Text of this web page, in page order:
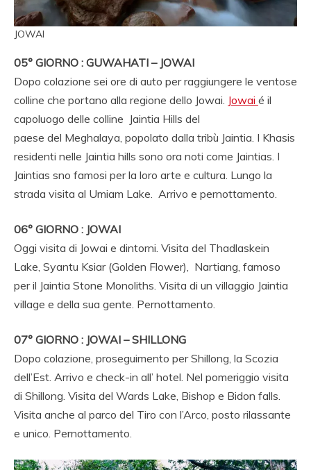
JOWAI
05° GIORNO : GUWAHATI – JOWAI
Dopo colazione sei ore di auto per raggiungere le ventose
colline che portano alla regione dello Jowai. Jowai é il
capoluogo delle colline Jaintia Hills del
paese del Meghalaya, popolato dalla tribù Jaintia. I Khasis
residenti nelle Jaintia hills sono ora noti come Jaintias. I
Jaintias sno famosi per la loro arte e cultura. Lungo la
strada visita al Umiam Lake. Arrivo e pernottamento.
06° GIORNO : JOWAI
Oggi visita di Jowai e dintorni. Visita del Thadlaskein
Lake, Syantu Ksiar (Golden Flower), Nartiang, famoso
per il Jaintia Stone Monoliths. Visita di un villaggio Jaintia
village e della sua gente. Pernottamento.
07° GIORNO : JOWAI – SHILLONG
Dopo colazione, proseguimento per Shillong, la Scozia
dell’Est. Arrivo e check-in all’ hotel. Nel pomeriggio visita
di Shillong. Visita del Wards Lake, Bishop e Bidon falls.
Visita anche al parco del Tiro con l’Arco, posto rilassante
e unico. Pernottamento.